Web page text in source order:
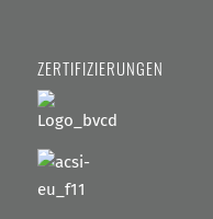
ZERTIFIZIERUNGEN